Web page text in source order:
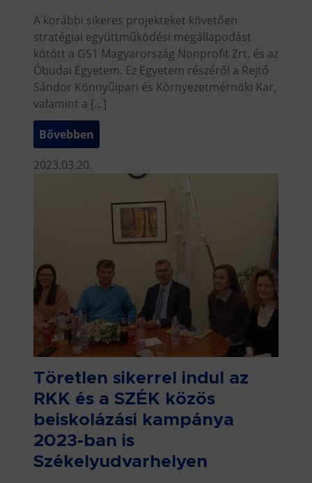
A korábbi sikeres projekteket követően
stratégiai együttműködési megállapodást
kötött a GS1 Magyarország Nonprofit Zrt. és az
Óbudai Egyetem. Ez Egyetem részéről a Rejtő
Sándor Könnyűipari és Környezetmérnöki Kar,
valamint a […]
Bővebben
2023.03.20.
Töretlen sikerrel indul az
RKK és a SZÉK közös
beiskolázási kampánya
2023-ban is
Székelyudvarhelyen